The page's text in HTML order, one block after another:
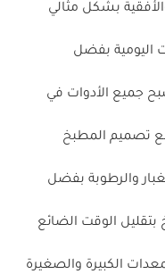
بشكل مثالي
اليومية بفضل
جميع الأدوات في
تصميم المطبخ
والرطوبة بفضل
بتقليل الوقت الضائع
الكبيرة والصغيرة